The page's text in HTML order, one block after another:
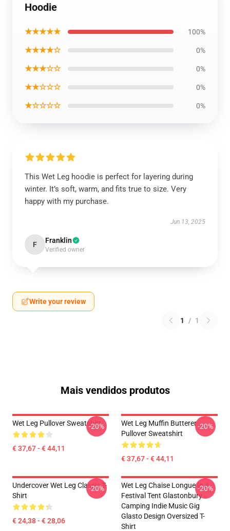
Hoodie
★★★★★ 100%
★★★★☆ 0%
★★★☆☆ 0%
★★☆☆☆ 0%
★☆☆☆☆ 0%
This Wet Leg hoodie is perfect for layering during
winter. It’s soft, warm, and fits true to size. Very
happy with my purchase.
Jun 13, 2025
F Franklin
Verified owner
Write your review
1 / 1
Mais vendidos produtos
Wet Leg Pullover Sweatshirt
€ 37,67 - € 44,11
-20%
Wet Leg Muffin Butterer
Pullover Sweatshirt
€ 37,67 - € 44,11
-20%
Undercover Wet Leg Classic T-
Shirt
€ 24,38 - € 28,06
-20%
Wet Leg Chaise Longue In A
Festival Tent Glastonbury
Camping Indie Music Gig
Glasto Design Oversized T-
Shirt
-20%